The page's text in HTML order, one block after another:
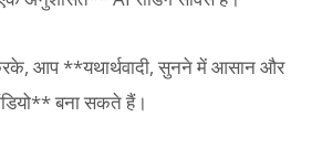
आप **यथार्थवादी, सुनने में आसान और
बना सकते हैं।